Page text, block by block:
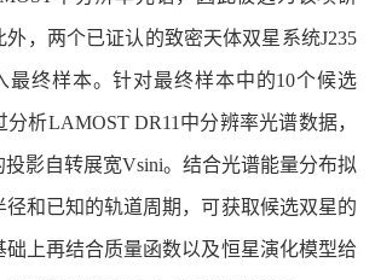
，两个已证认的致密天体双星系统J235
最终样本。针对最终样本中的10个候选
析LAMOST DR11中分辨率光谱数据，
影自转展宽Vsini。结合光谱能量分布拟
和已知的轨道周期，可获取候选双星的
上再结合质量函数以及恒星演化模型给